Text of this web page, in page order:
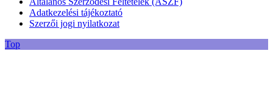
Adatkezelési tájékoztató
Szerzői jogi nyilatkozat
Top